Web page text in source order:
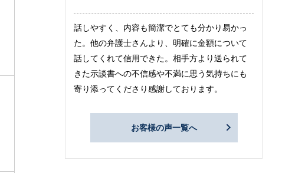
話しやすく、内容も簡潔でとても分かり易かっ
た。他の弁護士さんより、明確に金額について
話してくれて信用できた。相手方より送られて
きた示談書への不信感や不満に思う気持ちにも
寄り添ってくださり感謝しております。
お客様の声一覧へ